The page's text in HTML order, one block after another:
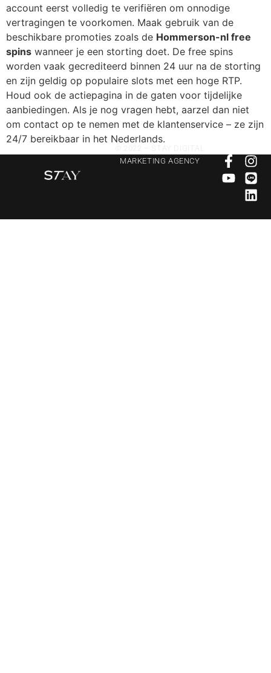
account eerst volledig te verifiëren om onnodige
vertragingen te voorkomen. Maak gebruik van de
beschikbare promoties zoals de Hommerson-nl free
spins wanneer je een storting doet. De free spins
worden vaak gecrediteerd binnen 24 uur na de storting
en zijn geldig op populaire slots met een hoge RTP.
Houd ook de actiepagina in de gaten voor tijdelijke
aanbiedingen. Als je nog vragen hebt, aarzel dan niet
om contact op te nemen met de klantenservice – ze zijn
24/7 bereikbaar in het Nederlands.
MARKETING AGENCY